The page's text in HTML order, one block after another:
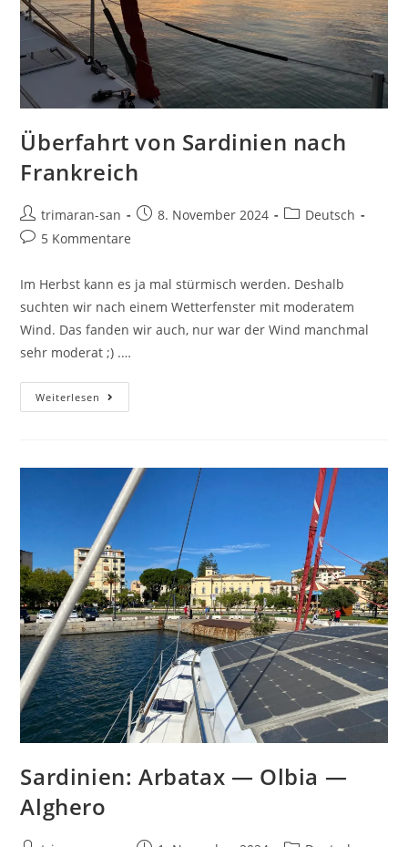
Überfahrt von Sardinien nach
Frankreich
trimaran-san 8. November 2024
Deutsch
5 Kommentare
Im Herbst kann es ja mal stürmisch werden. Deshalb
suchten wir nach einem Wetterfenster mit moderatem
Wind. Das fanden wir auch, nur war der Wind manchmal
sehr moderat ;) .…
Weiterlesen
Sardinien: Arbatax — Olbia —
Alghero